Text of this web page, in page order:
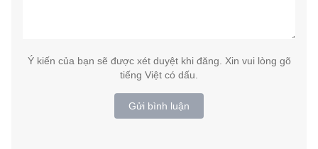
Ý kiến của bạn sẽ được xét duyệt khi đăng. Xin vui lòng gõ
tiếng Việt có dấu.
Gửi bình luận